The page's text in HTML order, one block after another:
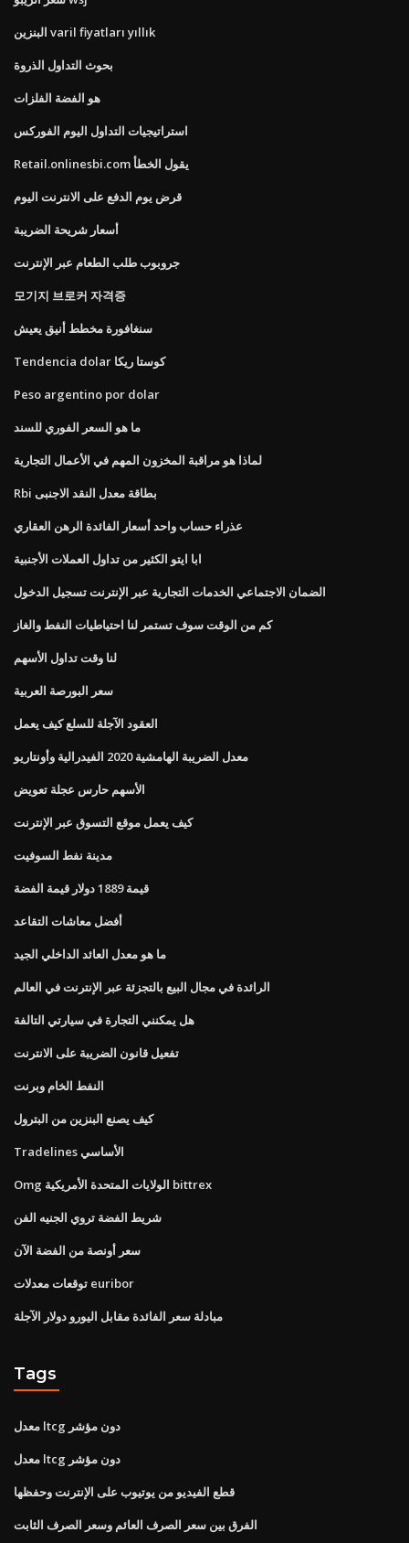
البنزين varil fiyatları yıllık
بحوث التداول الذروة
هو الفضة الفلزات
استراتيجيات التداول اليوم الفوركس
Retail.onlinesbi.com يقول الخطأ
قرض يوم الدفع على الانترنت اليوم
أسعار شريحة الضريبة
جروبوب طلب الطعام عبر الإنترنت
모기지 브로커 자격증
سنغافورة مخطط أنيق يعيش
Tendencia dolar كوستا ريكا
Peso argentino por dolar
ما هو السعر الفوري للسند
لماذا هو مراقبة المخزون المهم في الأعمال التجارية
Rbi بطاقة معدل النقد الاجنبى
عذراء حساب واحد أسعار الفائدة الرهن العقاري
ابا ايتو الكثير من تداول العملات الأجنبية
الضمان الاجتماعي الخدمات التجارية عبر الإنترنت تسجيل الدخول
كم من الوقت سوف تستمر لنا احتياطيات النفط والغاز
لنا وقت تداول الأسهم
سعر البورصة العربية
العقود الآجلة للسلع كيف يعمل
معدل الضريبة الهامشية 2020 الفيدرالية وأونتاريو
الأسهم حارس عجلة تعويض
كيف يعمل موقع التسوق عبر الإنترنت
مدينة نفط السوفيت
قيمة 1889 دولار قيمة الفضة
أفضل معاشات التقاعد
ما هو معدل العائد الداخلي الجيد
الرائدة في مجال البيع بالتجزئة عبر الإنترنت في العالم
هل يمكنني التجارة في سيارتي التالفة
تفعيل قانون الضريبة على الانترنت
النفط الخام وبرنت
كيف يصنع البنزين من البترول
Tradelines الأساسي
Omg الولايات المتحدة الأمريكية bittrex
شريط الفضة تروي الجنيه الفن
سعر أونصة من الفضة الآن
توقعات معدلات euribor
مبادلة سعر الفائدة مقابل اليورو دولار الآجلة
Tags
معدل ltcg دون مؤشر
معدل ltcg دون مؤشر
قطع الفيديو من يوتيوب على الإنترنت وحفظها
الفرق بين سعر الصرف العائم وسعر الصرف الثابت